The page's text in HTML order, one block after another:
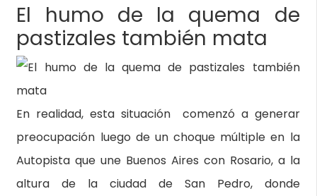
El humo de la quema de
pastizales también mata
En realidad, esta situación comenzó a generar
preocupación luego de un choque múltiple en la
Autopista que une Buenos Aires con Rosario, a la
altura de la ciudad de San Pedro, donde